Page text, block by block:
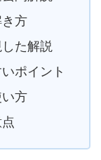
方
た解説
ポイント
方